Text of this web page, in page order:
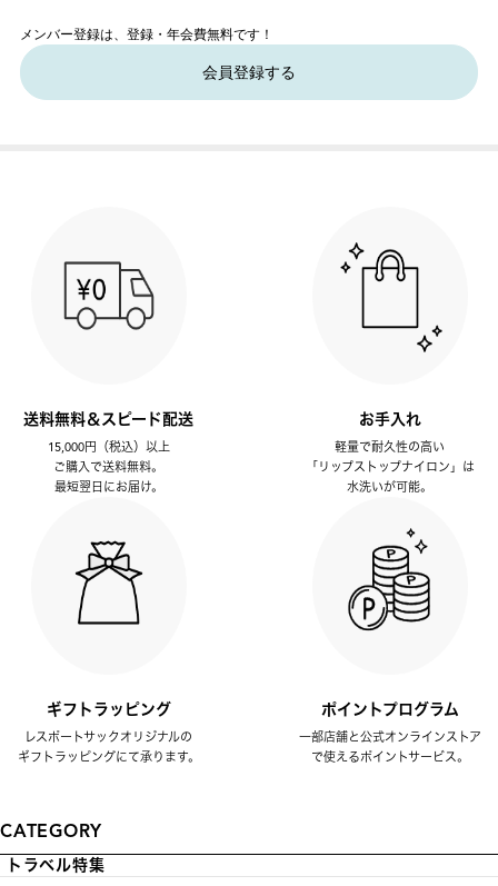
メンバー登録は、登録・年会費無料です！
会員登録する
送料無料＆スピード配送
15,000円（税込）以上
ご購入で送料無料。
最短翌日にお届け。
お手入れ
軽量で耐久性の高い
「リップストップナイロン」は
水洗いが可能。
ギフトラッピング
レスポートサックオリジナルの
ギフトラッピングにて承ります。
ポイントプログラム
一部店舗と公式オンラインストア
で使えるポイントサービス。
CATEGORY
トラベル特集